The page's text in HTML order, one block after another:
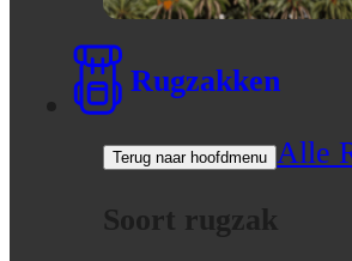
Rugzakken
Terug naar hoofdmenu Alle
Soort rugzak